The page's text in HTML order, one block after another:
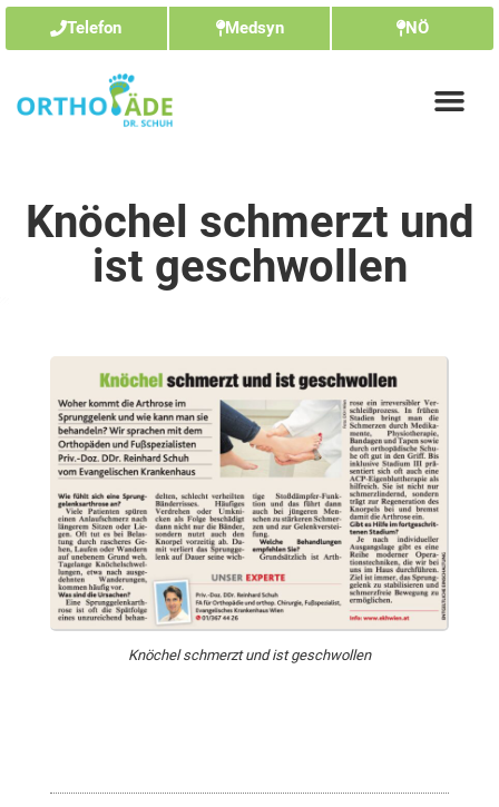
Telefon Medsyn NÖ
Knöchel schmerzt und
ist geschwollen
Knöchel schmerzt und ist geschwollen